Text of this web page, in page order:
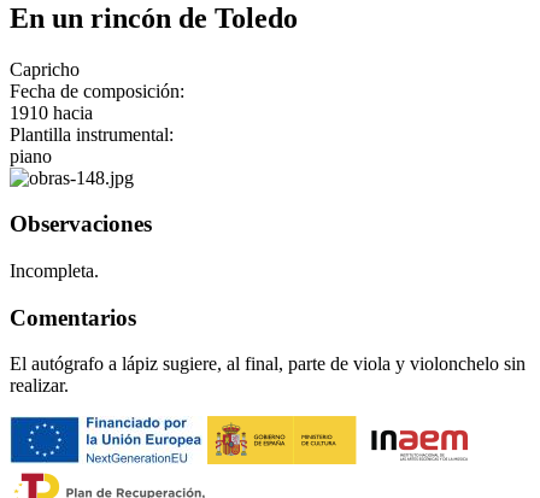
En un rincón de Toledo
Capricho
Fecha de composición:
1910 hacia
Plantilla instrumental:
piano
Observaciones
Incompleta.
Comentarios
El autógrafo a lápiz sugiere, al final, parte de viola y violonchelo sin
realizar.